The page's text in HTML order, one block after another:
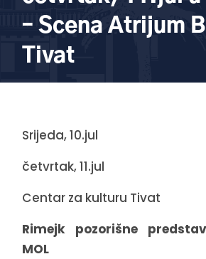
– Scena Atrijum
Tivat
Srijeda, 10.jul
četvrtak, 11.jul
Centar za kulturu Tivat
Rimejk pozorišne
MOL